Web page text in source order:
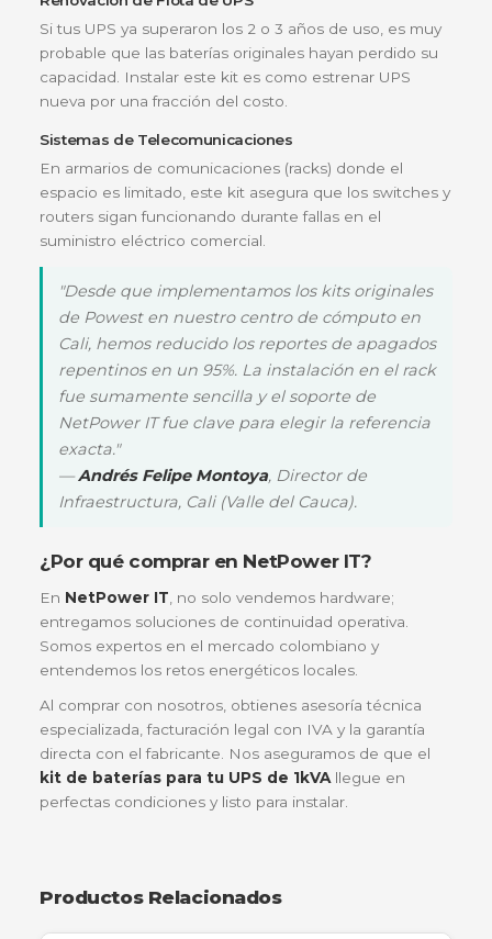
adecuada entre las celdas para evitar el
sobrecalentamiento.
¿Para quién es ideal?
Este producto es la elección obligatoria para
administradores de IT y jefes de mantenimiento
supervisan infraestructuras críticas en Colombia.
ideal para:
servidores de entrada y racks de
Sector Salud:Protección de equipos de
diagnóstico pequeños que requieren respaldo
montaje rack.
Empresas de Seguridad:Respaldo para
grabadores NVR y sistemas de monitoreo CCTV.
Escenarios de implementación
Si tus UPS ya superaron los 2 o 3 años de uso, es
capacidad. Instalar este kit es como estrenar UPS
nueva por una fracción del costo.
Sistemas de Telecomunicaciones
En armarios de comunicaciones (racks) donde el
espacio es limitado, este kit asegura que los
routers sigan funcionando durante fallas en el
suministro eléctrico comercial.
de Powest en nuestro centro de cómputo